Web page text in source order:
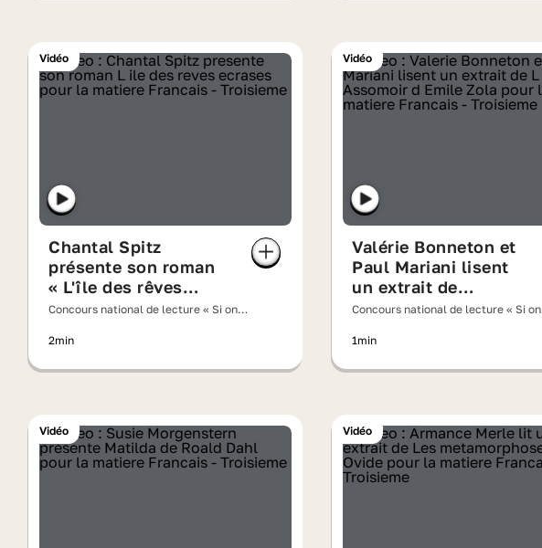
Vidéo
Chantal Spitz
présente son roman
« L'île des rêves
écrasés »
Concours national de lecture « Si on
2min
Vidéo
Valérie Bonneton et
Paul Mariani lisent
un extrait de
« L'Assomoir »
Concours national de lecture « Si on
1min
Vidéo Vidéo